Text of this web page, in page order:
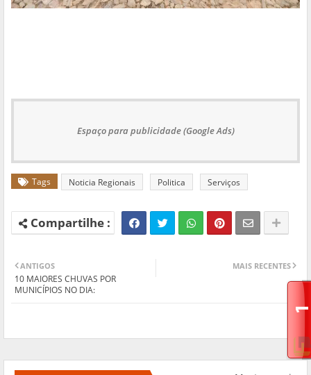
Espaço para publicidade (Google Ads)
Tags Noticia Regionais Politica Serviços
MAIS RECENTES
ANTIGOS
10 MAIORES CHUVAS POR
MUNICÍPIOS NO DIA: